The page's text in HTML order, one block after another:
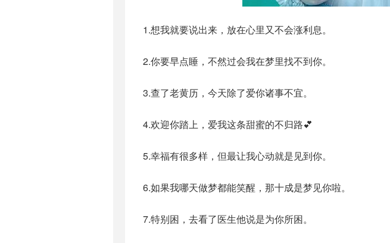
1.想我就要说出来，放在心里又不会涨利息。
2.你要早点睡，不然过会我在梦里找不到你。
3.查了老黄历，今天除了爱你诸事不宜。
4.欢迎你踏上，爱我这条甜蜜的不归路💕
5.幸福有很多样，但最让我心动就是见到你。
6.如果我哪天做梦都能笑醒，那十成是梦见你啦。
7.特别困，去看了医生他说是为你所困。